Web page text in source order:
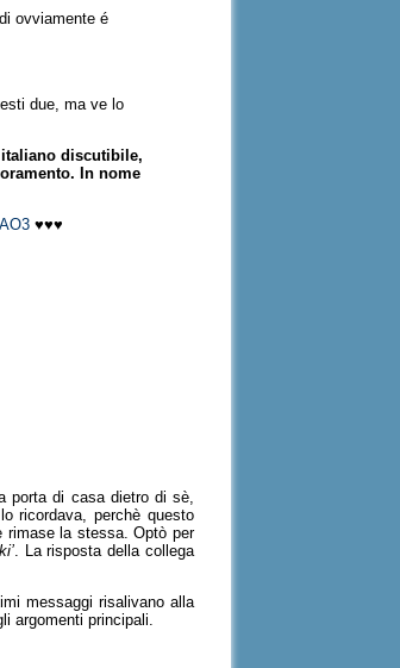
ovviamente é
due, ma ve lo
discutibile,
In nome
AO3 ♥♥♥
porta di casa dietro di sè,
ricordava, perchè questo
rimase la stessa. Optò per
. La risposta della collega
messaggi risalivano alla
argomenti principali.